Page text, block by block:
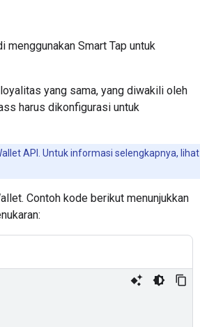
menggunakan Smart Tap untuk
yang sama, yang diwakili oleh
harus dikonfigurasi untuk
API. Untuk informasi selengkapnya, lihat
Contoh kode berikut menunjukkan